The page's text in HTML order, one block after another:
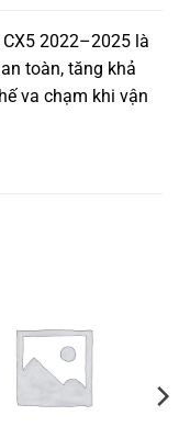
2022–2025 là
toàn, tăng khả
va chạm khi vận